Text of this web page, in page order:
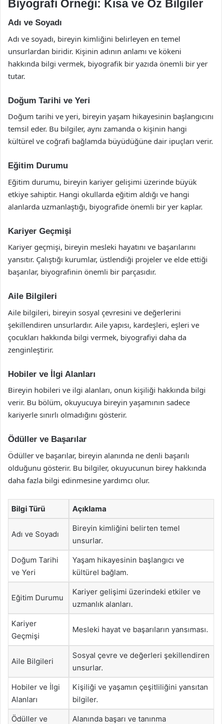
Biyografi Örneği: Kısa ve Öz Bilgiler
Adı ve Soyadı
Adı ve soyadı, bireyin kimliğini belirleyen en temel
unsurlardan biridir. Kişinin adının anlamı ve kökeni
hakkında bilgi vermek, biyografik bir yazıda önemli bir yer
tutar.
Doğum Tarihi ve Yeri
Doğum tarihi ve yeri, bireyin yaşam hikayesinin başlangıcını
temsil eder. Bu bilgiler, aynı zamanda o kişinin hangi
kültürel ve coğrafi bağlamda büyüdüğüne dair ipuçları verir.
Eğitim Durumu
Eğitim durumu, bireyin kariyer gelişimi üzerinde büyük
etkiye sahiptir. Hangi okullarda eğitim aldığı ve hangi
alanlarda uzmanlaştığı, biyografide önemli bir yer kaplar.
Kariyer Geçmişi
Kariyer geçmişi, bireyin mesleki hayatını ve başarılarını
yansıtır. Çalıştığı kurumlar, üstlendiği projeler ve elde ettiği
başarılar, biyografinin önemli bir parçasıdır.
Aile Bilgileri
Aile bilgileri, bireyin sosyal çevresini ve değerlerini
şekillendiren unsurlardır. Aile yapısı, kardeşleri, eşleri ve
çocukları hakkında bilgi vermek, biyografiyi daha da
zenginleştirir.
Hobiler ve İlgi Alanları
Bireyin hobileri ve ilgi alanları, onun kişiliği hakkında bilgi
verir. Bu bölüm, okuyucuya bireyin yaşamının sadece
kariyerle sınırlı olmadığını gösterir.
Ödüller ve Başarılar
Ödüller ve başarılar, bireyin alanında ne denli başarılı
olduğunu gösterir. Bu bilgiler, okuyucunun birey hakkında
daha fazla bilgi edinmesine yardımcı olur.
Bilgi Türü Açıklama
Adı ve Soyadı
Bireyin kimliğini belirten temel
unsurlar.
Doğum Tarihi
ve Yeri
Yaşam hikayesinin başlangıcı ve
kültürel bağlam.
Eğitim Durumu
Kariyer gelişimi üzerindeki etkiler ve
uzmanlık alanları.
Kariyer
Geçmişi
Mesleki hayat ve başarıların yansıması.
Aile Bilgileri
Sosyal çevre ve değerleri şekillendiren
unsurlar.
Hobiler ve İlgi
Alanları
Kişiliği ve yaşamın çeşitliliğini yansıtan
bilgiler.
Ödüller ve
Alanında başarı ve tanınma